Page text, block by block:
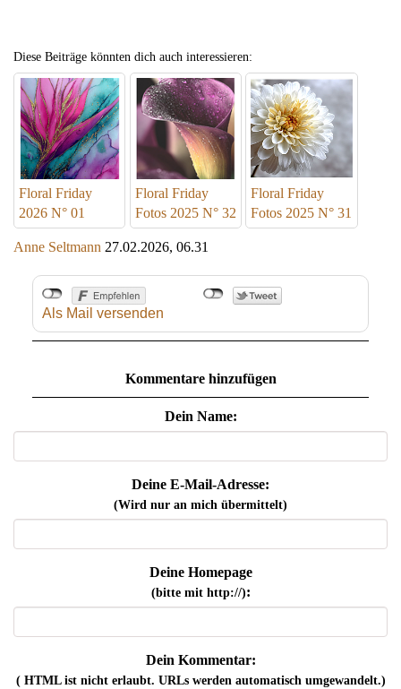
Diese Beiträge könnten dich auch interessieren:
Floral Friday
2026 N° 01
Floral Friday
Fotos 2025 N° 32
Floral Friday
Fotos 2025 N° 31
Anne Seltmann 27.02.2026, 06.31
Als Mail versenden
Kommentare hinzufügen
Dein Name:
Deine E-Mail-Adresse:
(Wird nur an mich übermittelt)
Deine Homepage
(bitte mit http://):
Dein Kommentar:
( HTML ist nichterlaubt. URLs werden automatisch umgewandelt.)